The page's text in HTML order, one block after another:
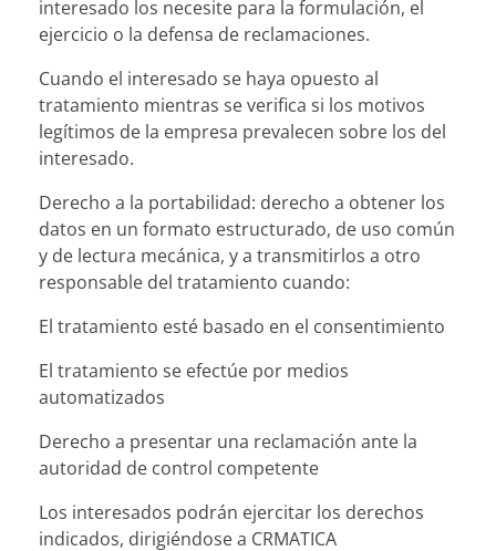
interesado los necesite para la formulación, el
ejercicio o la defensa de reclamaciones.
Cuando el interesado se haya opuesto al
tratamiento mientras se verifica si los motivos
legítimos de la empresa prevalecen sobre los del
interesado.
Derecho a la portabilidad: derecho a obtener los
datos en un formato estructurado, de uso común
y de lectura mecánica, y a transmitirlos a otro
responsable del tratamiento cuando:
El tratamiento esté basado en el consentimiento
El tratamiento se efectúe por medios
automatizados
Derecho a presentar una reclamación ante la
autoridad de control competente
Los interesados podrán ejercitar los derechos
indicados, dirigiéndose a CRMATICA